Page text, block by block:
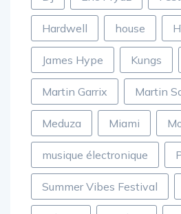
DJ Eric Prydz
Hardwell house
James Hype Kungs
Martin Garrix Martin
Meduza Miami
musique électronique
Summer Vibes Festival